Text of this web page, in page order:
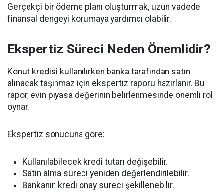
Gerçekçi bir ödeme planı oluşturmak, uzun vadede
finansal dengeyi korumaya yardımcı olabilir.
Ekspertiz Süreci Neden Önemlidir?
Konut kredisi kullanılırken banka tarafından satın
alınacak taşınmaz için ekspertiz raporu hazırlanır. Bu
rapor, evin piyasa değerinin belirlenmesinde önemli rol
oynar.
Ekspertiz sonucuna göre:
Kullanılabilecek kredi tutarı değişebilir.
Satın alma süreci yeniden değerlendirilebilir.
Bankanın kredi onay süreci şekillenebilir.